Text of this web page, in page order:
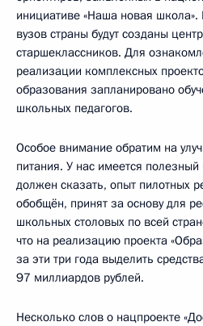
инициативе «Наша новая
вузов страны будут созданы
старшеклассников. Для
реализации комплексных
образования запланировано
школьных педагогов.
Особое внимание обратим на
питания. У нас имеется
должен сказать, опыт пилотных
обобщён, принят за основу для
школьных столовых по всей
что на реализацию проекта
за эти три года выделить
97 миллиардов рублей.
Несколько слов о нацпроекте